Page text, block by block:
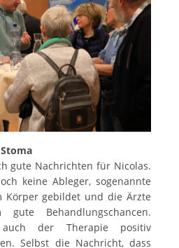
gute Nachrichten für Nicolas.
keine Ableger, sogenannte
Körper gebildet und die Ärzte
gute Behandlungschancen.
der Therapie positiv
Selbst die Nachricht, dass